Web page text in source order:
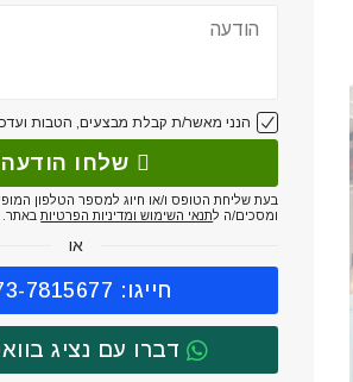
הנני מאשר/ת קבלת מבצעים, הטבות
שלחו הודעה
בעת שליחת הטופס ו/או חיוג למספר הטלפון
ומסכים/ה לתנאי השימוש ומדיניות הפרטיותבאתר.
או
חייגו: 073-7815677
דברו עם נציג